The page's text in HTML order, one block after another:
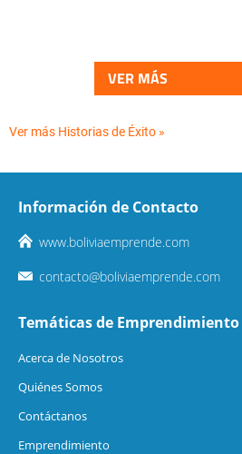
VER MÁS
Ver más Historias de Éxito »
Información de Contacto
www.boliviaemprende.com
contacto@boliviaemprende.com
Temáticas de Emprendimiento
Acerca de Nosotros
Quiénes Somos
Contáctanos
Emprendimiento